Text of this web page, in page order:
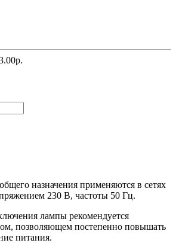
назначения применяются в сетях
230 В, частоты 50 Гц.
лампы рекомендуется
позволяющем постепенно повышать
питания.